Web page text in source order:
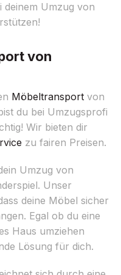
Umzug von
von
Möbeltransport von
du bei Umzugsprofi
Wir bieten dir
zu fairen Preisen.
Umzug von
Unser
deine Möbel sicher
Egal ob du eine
Haus umziehen
Lösung für dich.